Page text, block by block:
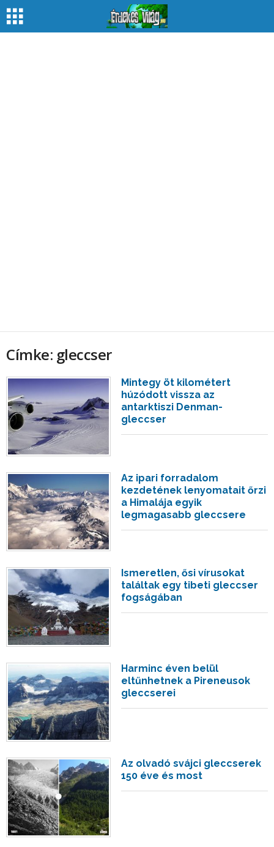
Címke: gleccser
Mintegy öt kilométert
húzódott vissza az
antarktiszi Denman-
gleccser
Az ipari forradalom
kezdetének lenyomatait őrzi
a Himalája egyik
legmagasabb gleccsere
Ismeretlen, ősi vírusokat
találtak egy tibeti gleccser
fogságában
Harminc éven belül
eltűnhetnek a Pireneusok
gleccserei
Az olvadó svájci gleccserek
150 éve és most